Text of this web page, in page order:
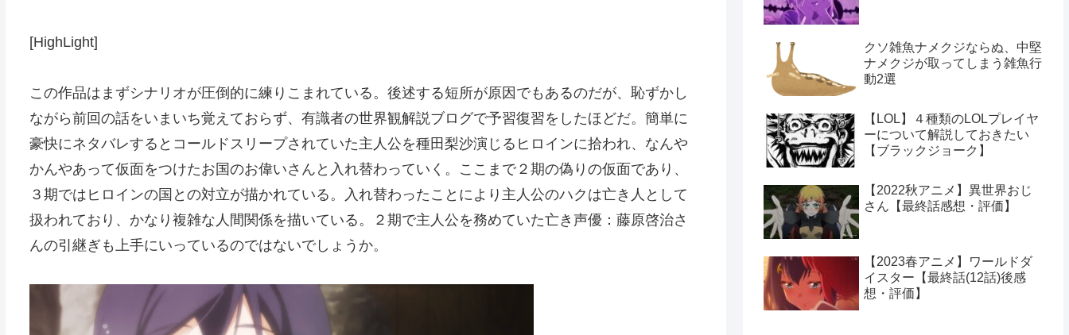
[HighLight]
この作品はまずシナリオが圧倒的に練りこまれている。後述する短所が原因でもあるのだが、恥ずかし
ながら前回の話をいまいち覚えておらず、有識者の世界観解説ブログで予習復習をしたほどだ。簡単に
豪快にネタバレするとコールドスリープされていた主人公を種田梨沙演じるヒロインに拾われ、なんや
かんやあって仮面をつけたお国のお偉いさんと入れ替わっていく。ここまで２期の偽りの仮面であり、
３期ではヒロインの国との対立が描かれている。入れ替わったことにより主人公のハクは亡き人として
扱われており、かなり複雑な人間関係を描いている。２期で主人公を務めていた亡き声優：藤原啓治さ
んの引継ぎも上手にいっているのではないでしょうか。
クソ雑魚ナメクジならぬ、中堅
ナメクジが取ってしまう雑魚行
動2選
【LOL】４種類のLOLプレイヤ
ーについて解説しておきたい
【ブラックジョーク】
【2022秋アニメ】異世界おじ
さん【最終話感想・評価】
【2023春アニメ】ワールドダ
イスター【最終話(12話)後感
想・評価】